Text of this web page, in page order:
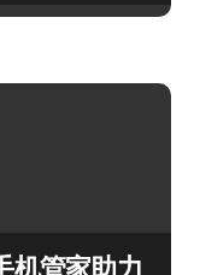
机管家助力